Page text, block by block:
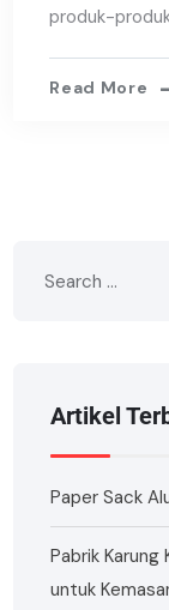
produk-
Read More
Artikel
Paper Sack
Pabrik
untuk